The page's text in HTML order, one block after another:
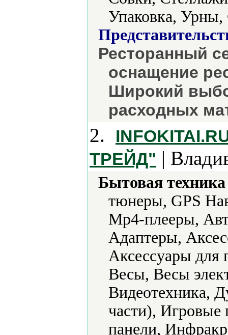
Упаковка,
Ресторанный
оснащение
Широкий
расходных
2.
ТРЕЙД" |
Бытовая
тюнеры, GPS
Mp4-плееры,
Адаптеры,
Аксессуары для
Весы, Весы
Видеотехника,
части), Игровые
панели,